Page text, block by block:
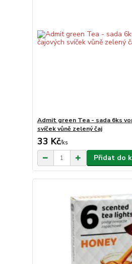
Admit green Tea - sada 6ks
svíček vůně zelený čaj
33 Kč/ks
Přidat do